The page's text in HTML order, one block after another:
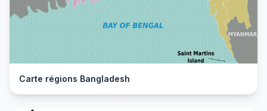
Carte régions Bangladesh